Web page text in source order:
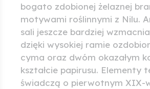
bogato zdobionej żelaznej
motywami roślinnymi z Nilu.
sali jeszcze bardziej
dzięki wysokiej ramie
cyma oraz dwóm okazałym
kształcie papirusu. Elementy
świadczą o pierwotnym XIX-